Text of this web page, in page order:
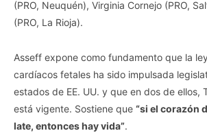
(PRO, Neuquén), Virginia Cornejo (PRO,
(PRO, La Rioja).
Asseff expone como fundamento que la
cardíacos fetales ha sido impulsada
estados de EE. UU. y que en dos de ellos,
está vigente. Sostiene que “si el corazón
late, entonces hay vida”.